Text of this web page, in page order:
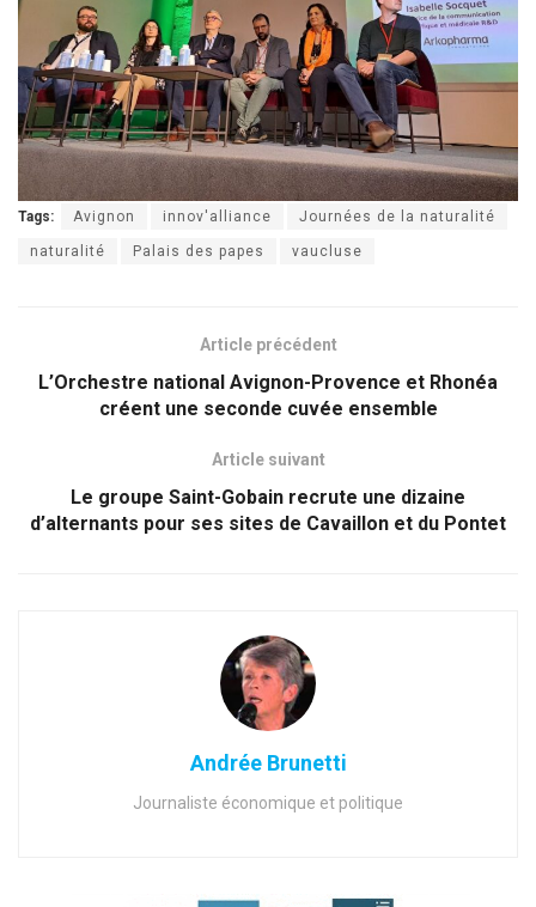
Tags: Avignon innov'alliance Journées de la naturalité
naturalité Palais des papes vaucluse
Article précédent
L’Orchestre national Avignon-Provence et Rhonéa
créent une seconde cuvée ensemble
Article suivant
Le groupe Saint-Gobain recrute une dizaine
d’alternants pour ses sites de Cavaillon et du Pontet
Andrée Brunetti
Journaliste économique et politique